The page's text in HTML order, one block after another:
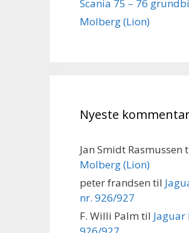
Scania 75 – 76
Molberg (Lion)
Nyeste
Jan Smidt Rasmussen
Molberg (Lion)
peter frandsen til
nr. 926/927
F. Willi Palm til Jaguar